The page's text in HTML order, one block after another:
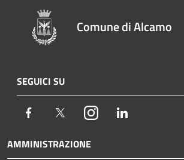
Comune di Alcamo
SEGUICI SU
Facebook TwitterInstagram
AMMINISTRAZIONE